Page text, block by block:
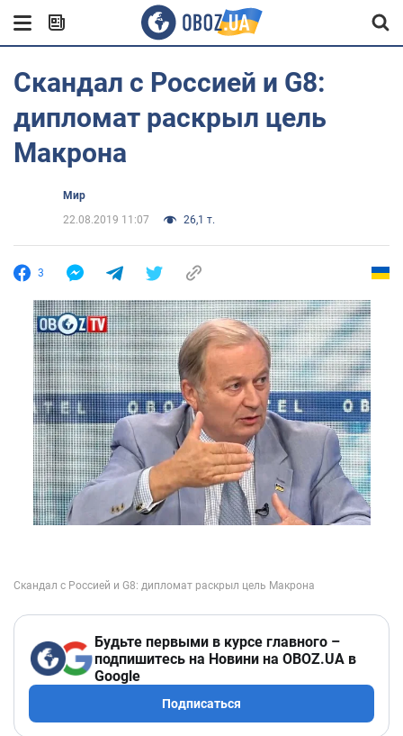
Скандал с Россией и G8:
дипломат раскрыл цель
Макрона
Мир
22.08.2019 11:07
26,1 т.
3
Будьте первыми в курсе главного –
подпишитесь на Новини на OBOZ.UA в
Google
Подписаться